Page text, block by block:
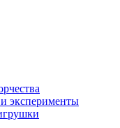
эксперименты